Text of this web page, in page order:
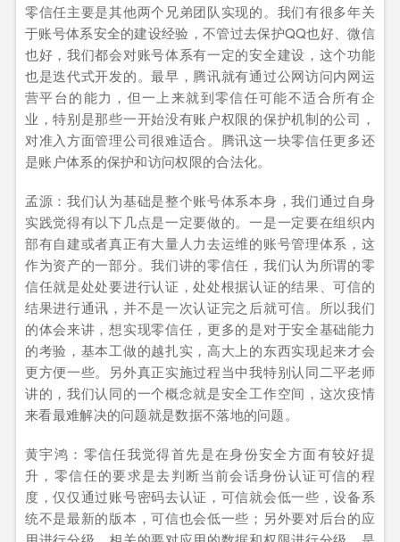
零信任主要是其他两个兄弟团队实现的。我们有很多年关
于账号体系安全的建设经验，不管过去保护QQ也好、微信
也好，我们都会对账号体系有一定的安全建设，这个功能
也是迭代式开发的。最早，腾讯就有通过公网访问内网运
营平台的能力，但一上来就到零信任可能不适合所有企
业，特别是那些一开始没有账户权限的保护机制的公司，
对准入方面管理公司很难适合。腾讯这一块零信任更多还
是账户体系的保护和访问权限的合法化。
孟源：我们认为基础是整个账号体系本身，我们通过自身
实践觉得有以下几点是一定要做的。一是一定要在组织内
部有自建或者真正有大量人力去运维的账号管理体系，这
作为资产的一部分。我们讲的零信任，我们认为所谓的零
信任就是处处要进行认证，处处根据认证的结果、可信的
结果进行通讯，并不是一次认证完之后就可信。所以我们
的体会来讲，想实现零信任，更多的是对于安全基础能力
的考验，基本工做的越扎实，高大上的东西实现起来才会
更方便一些。另外真正实施过程当中我特别认同二平老师
讲的，我们认同的一个概念就是安全工作空间，这次疫情
来看最难解决的问题就是数据不落地的问题。
黄宇鸿：零信任我觉得首先是在身份安全方面有较好提
升，零信任的要求是去判断当前会话身份认证可信的程
度，仅仅通过账号密码去认证，可信就会低一些，设备系
统不是最新的版本，可信也会低一些；另外要对后台的应